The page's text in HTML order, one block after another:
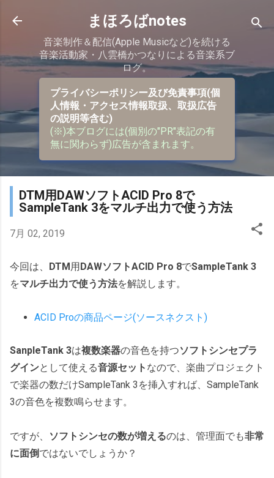
スキップしてメイン コンテンツに移動
まほろばnotes
音楽制作＆配信(Apple Musicなど)を続ける
音楽活動家・八雲橋かつなりによる音楽系ブ
ログ。
プライバシーポリシー及び免責事項(個
人情報・アクセス情報取扱、取扱広告
の説明等含む)
(※)本ブログには(個別の"PR"表記の有
無に関わらず)広告が含まれます。
DTM用DAWソフトACID Pro 8で
SampleTank 3をマルチ出力で使う方法
7月 02, 2019
今回は、 DTM用DAWソフトACID Pro 8でSampleTank 3
をマルチ出力で使う方法を解説します。
ACID Proの商品ページ(ソースネクスト)
SanpleTank 3は複数楽器の音色を持つソフトシンセプラ
グインとして使える音源セット なので、楽曲プロジェクト
で楽器の数だけSampleTank 3を挿入すれば、SampleTank
3の音色を複数鳴らせます。
ですが、 ソフトシンセの数が増えるのは、管理面でも非常
に面倒ではないでしょうか？